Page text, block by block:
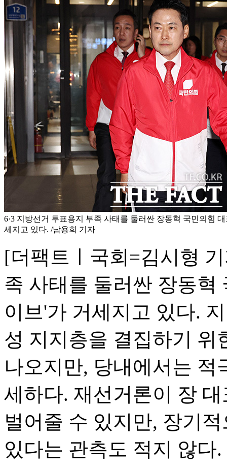
6·3 지방선거 투표용지 부족 사태를 둘러싼 장동혁 국민의힘
세지고 있다. /남용희 기자
[더팩트ㅣ국회=김시형
족 사태를 둘러싼 장동혁
이브'가 거세지고 있다.
성 지지층을 결집하기 위
나오지만, 당내에서는
세하다. 재선거론이 장
벌어줄 수 있지만, 장기
있다는 관측도 적지 않다.